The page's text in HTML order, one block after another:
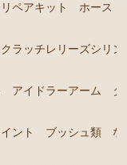
リペアキット ホース
ラッチレリーズシリン
アイドラーアーム タ
イント ブッシュ類 な